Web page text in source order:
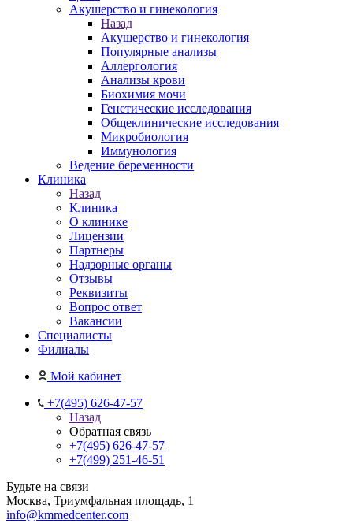
Акушерство и гинекология
Назад
Акушерство и гинекология
Популярные анализы
Аллергология
Анализы крови
Биохимия мочи
Генетические исследования
Общеклинические исследования
Микробиология
Иммунология
Ведение беременности
Клиника
Назад
Клиника
О клинике
Лицензии
Партнеры
Надзорные органы
Отзывы
Реквизиты
Вопрос ответ
Вакансии
Специалисты
Филиалы
Мой кабинет
+7(495) 626-47-57
Назад
Обратная связь
+7(495) 626-47-57
+7(499) 251-46-51
Будьте на связи
Москва, Триумфальная площадь, 1
info@kmmedcenter.com